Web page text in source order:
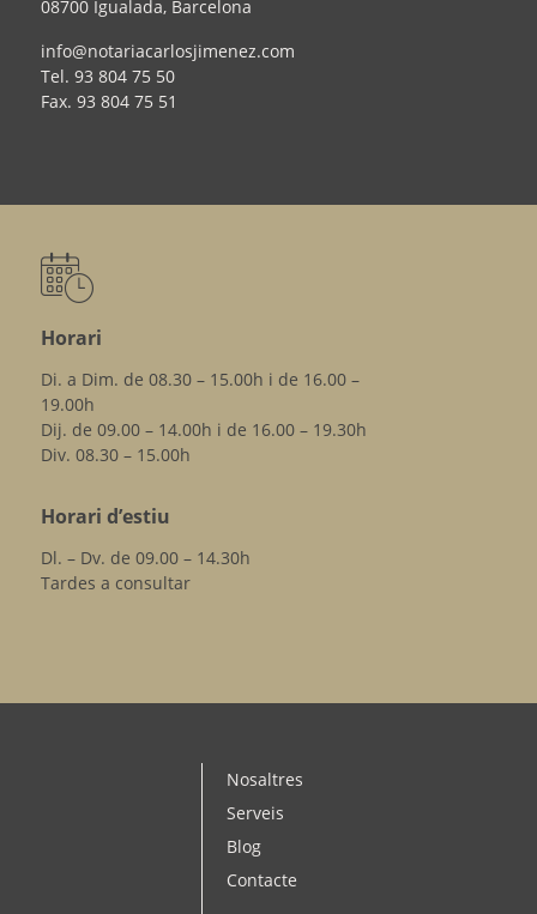
08700 Igualada, Barcelona
info@notariacarlosjimenez.com
Tel. 93 804 75 50
Fax. 93 804 75 51
Horari
Di. a Dim. de 08.30 – 15.00h i de 16.00 –
19.00h
Dij. de 09.00 – 14.00h i de 16.00 – 19.30h
Div. 08.30 – 15.00h
Horari d’estiu
Dl. – Dv. de 09.00 – 14.30h
Tardes a consultar
Nosaltres
Serveis
Blog
Contacte